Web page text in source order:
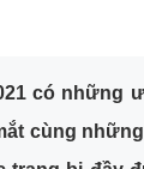
có những
cùng